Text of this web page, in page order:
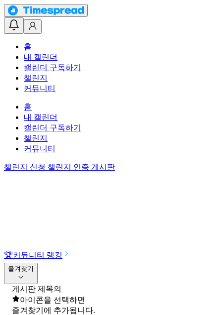
홈
내 캘린더
캘린더 구독하기
챌린지
커뮤니티
홈
내 캘린더
캘린더 구독하기
챌린지
커뮤니티
챌린지 신청 챌린지 인증 게시판
🏆커뮤니티 랭킹
즐겨찾기
게시판 제목의
아이콘을 선택하면
즐겨찾기에 추가됩니다.